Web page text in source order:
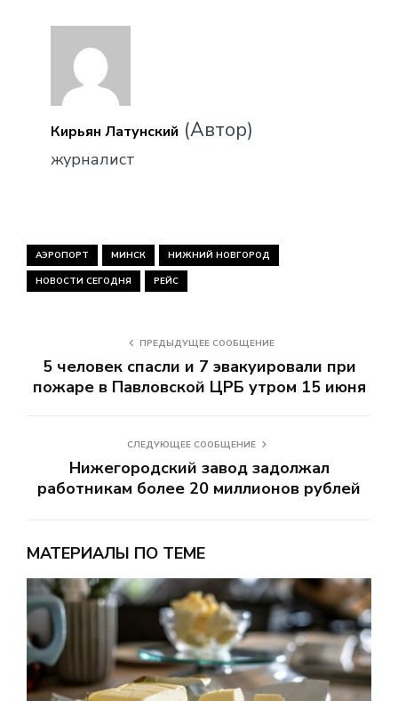
Кирьян Латунский (Автор)
журналист
АЭРОПОРТ МИНСК НИЖНИЙ НОВГОРОД
НОВОСТИ СЕГОДНЯ РЕЙС
ПРЕДЫДУЩЕЕ СООБЩЕНИЕ
5 человек спасли и 7 эвакуировали при
пожаре в Павловской ЦРБ утром 15 июня
СЛЕДУЮЩЕЕ СООБЩЕНИЕ
Нижегородский завод задолжал
работникам более 20 миллионов рублей
МАТЕРИАЛЫ ПО ТЕМЕ